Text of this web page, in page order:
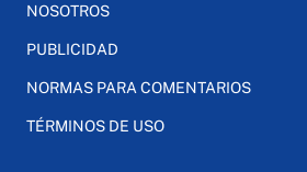
NOSOTROS
PUBLICIDAD
NORMAS PARA COMENTARIOS
TÉRMINOS DE USO